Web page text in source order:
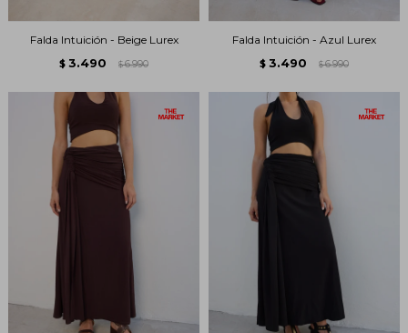
Falda Intuición - Beige Lurex
$ 3.490 $ 6.990
Falda Intuición - Azul Lurex
$ 3.490 $ 6.990